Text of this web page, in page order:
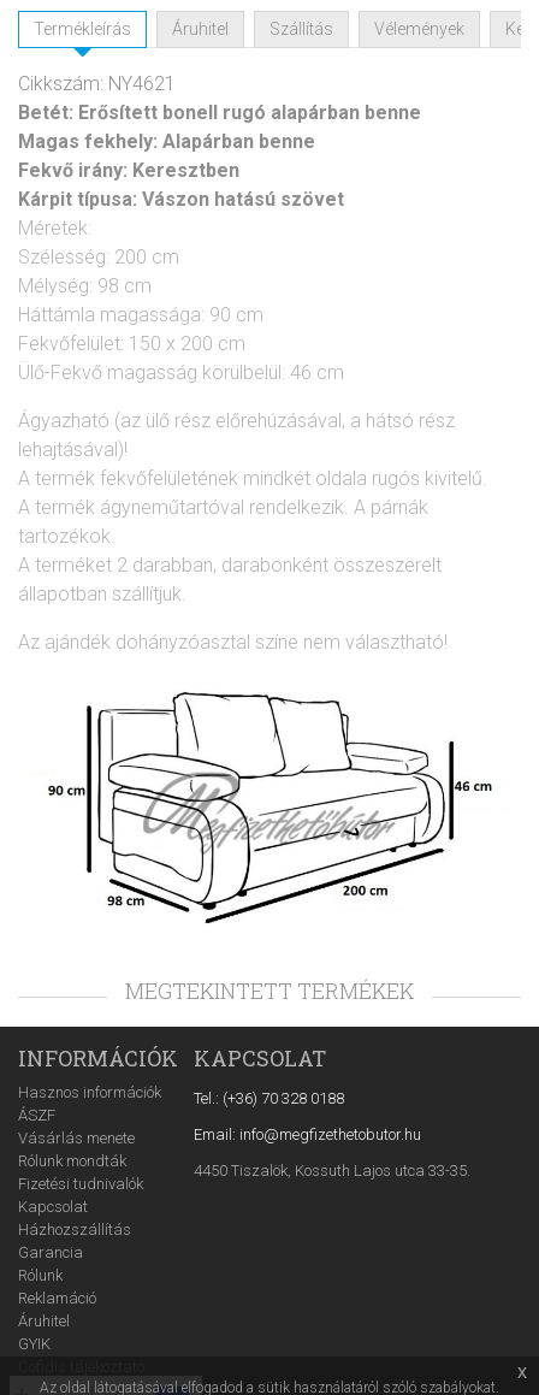
Termékleírás Áruhitel Szállítás Vélemények
Cikkszám: NY4621
Betét: Erősített bonell rugó alapárban benne
Magas fekhely: Alapárban benne
Fekvő irány: Keresztben
Kárpit típusa: Vászon hatású szövet
Méretek:
Szélesség: 200 cm
Mélység: 98 cm
Háttámla magassága: 90 cm
Fekvőfelület: 150 x 200 cm
Ülő-Fekvő magasság körülbelül: 46 cm
Ágyazható (az ülő rész előrehúzásával, a hátsó rész
lehajtásával)!
A termék fekvőfelületének mindkét oldala rugós kivitelű.
A termék ágyneműtartóval rendelkezik. A párnák
tartozékok.
A terméket 2 darabban, darabonként összeszerelt
állapotban szállítjuk.
Az ajándék dohányzóasztal színe nem választható!
MEGTEKINTETT TERMÉKEK
Az oldal látogatásával elfogadod a sütik használatáról szóló szabályokat.
x
INFORMÁCIÓK
Hasznos információk
ÁSZF
Vásárlás menete
Rólunk mondták
Fizetési tudnivalók
Kapcsolat
Házhozszállítás
Garancia
Rólunk
Reklamáció
Áruhitel
GYIK
Adatvédelmi tájékoztató
KAPCSOLAT
Tel.: (+36) 70 328 0188
Email: info@megfizethetobutor.hu
4450 Tiszalök, Kossuth Lajos utca 33-35.